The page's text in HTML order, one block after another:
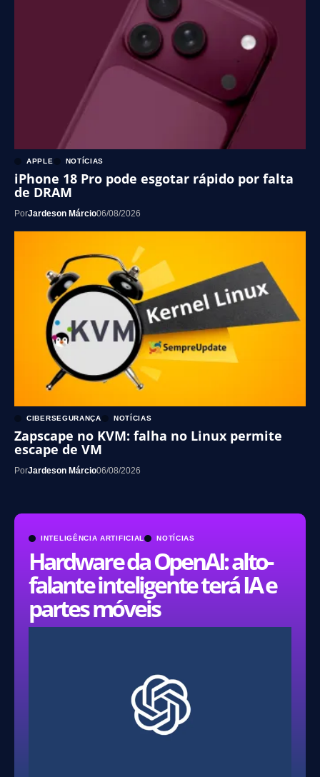
INTELIGÊNCIA ARTIFICIAL NOTÍCIAS
Hardware da OpenAI: alto-
falante inteligente terá IA e
partes móveis
APPLE NOTÍCIAS
iPhone 18 Pro pode esgotar rápido por falta
de DRAM
PorJardeson Márcio06/08/2026
CIBERSEGURANÇA NOTÍCIAS
Zapscape no KVM: falha no Linux permite
escape de VM
PorJardeson Márcio06/08/2026